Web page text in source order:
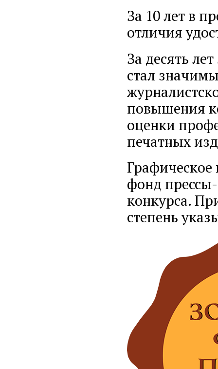
За 10 лет в
отличия
За десять
стал
повышения
оценки
печатных
Графическое
фонд прессы-
конкурса.
степень